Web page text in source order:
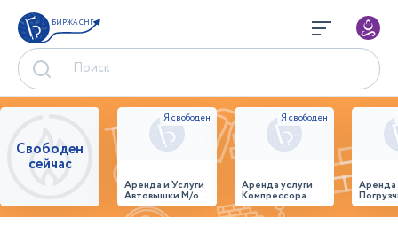
БИРЖА СНГ
Свободен
сейчас
Аренда и Услуги
Автовышки М/о г.
Домодедово
26,28,32 место
Аренда услуги
Компрессора